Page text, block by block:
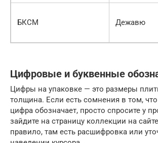
БКСМ Дежавю
Цифровые и буквенные
Цифры на упаковке — это размеры
толщина. Если есть сомнения в том,
цифра обозначает, просто спросите у
зайдите на страницу коллекции на
правило, там есть расшифровка или